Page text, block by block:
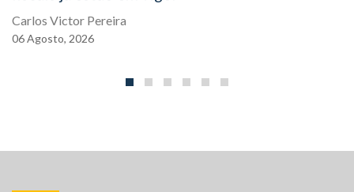
Carlos Victor Pereira
06Agosto, 2026